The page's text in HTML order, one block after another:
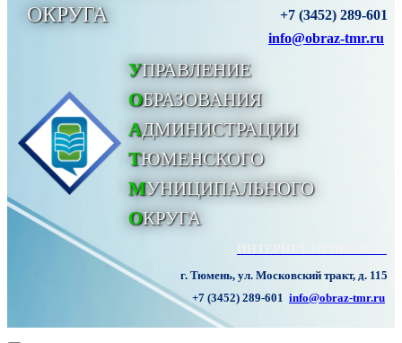
ОКРУГА
+7 (3452) 289-601
info@obraz-tmr.ru
УПРАВЛЕНИЕ
ОБРАЗОВАНИЯ
АДМИНИСТРАЦИИ
ТЮМЕНСКОГО
МУНИЦИПАЛЬНОГО
ОКРУГА
ИНТЕРНЕТ-ПРИЕМНАЯ
г. Тюмень, ул. Московский тракт, д. 115
+7 (3452) 289-601 info@obraz-tmr.ru